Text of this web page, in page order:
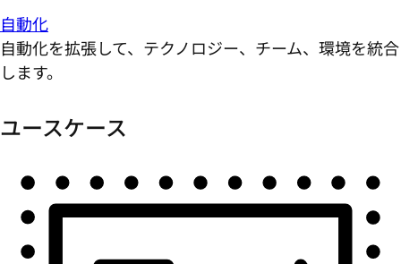
自動化
自動化を拡張して、テクノロジー、チーム、環境を統合
します。
ユースケース